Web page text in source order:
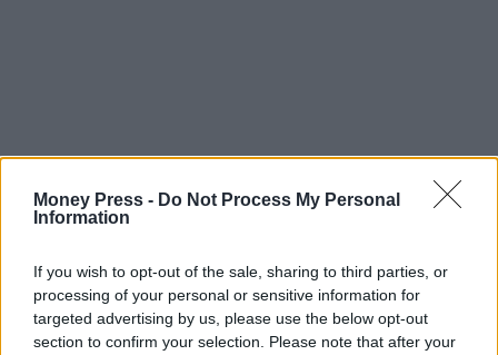
Money Press - Do Not Process My Personal
Information
If you wish to opt-out of the sale, sharing to third parties, or
processing of your personal or sensitive information for
targeted advertising by us, please use the below opt-out
section to confirm your selection. Please note that after your